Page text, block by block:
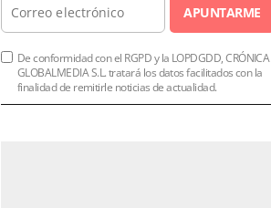
APUNTARME
De conformidad con el RGPD y la LOPDGDD, CRÓNICA
GLOBALMEDIA S.L. tratará los datos facilitados con la
finalidad de remitirle noticias de actualidad.